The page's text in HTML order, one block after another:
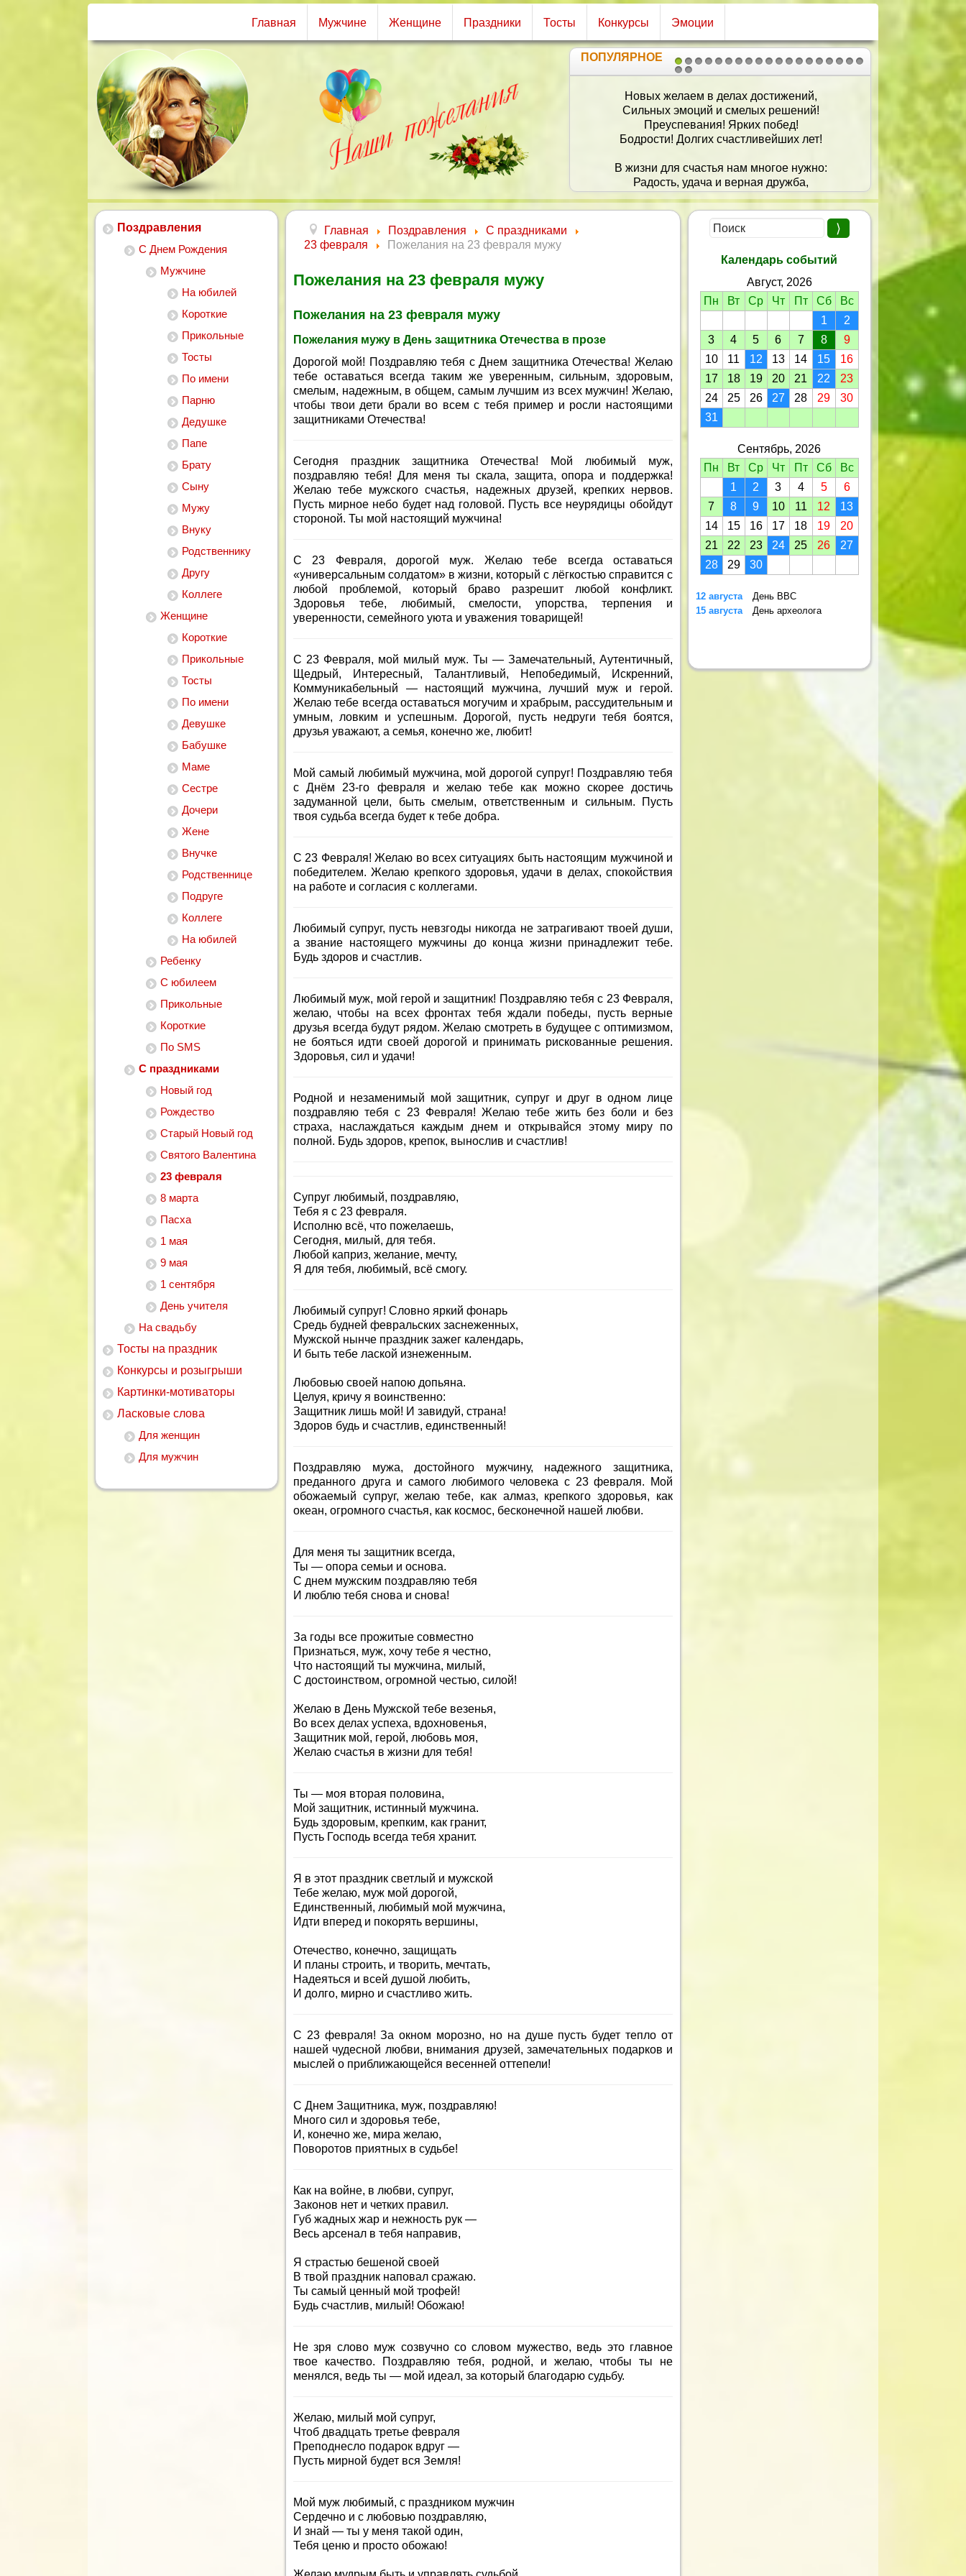
Главная Мужчине Женщине Праздники Тосты Конкурсы Эмоции
1 2
2021
ПОПУЛЯРНОЕ
Желаю быть здоровой, энергичной,
Чуть горделивой, симпатичной,
Трудолюбивой, бескорыстной,
Как солнце теплое лучистой.
К Тебе друзей всегда влекло.
Поздравления
С Днем Рождения
Мужчине
На юбилей
Короткие
Прикольные
Тосты
По имени
Парню
Дедушке
Папе
Брату
Сыну
Мужу
Внуку
Родственнику
Другу
Коллеге
Женщине
Короткие
Прикольные
Тосты
По имени
Девушке
Бабушке
Маме
Сестре
Дочери
Жене
Внучке
Родственнице
Подруге
Коллеге
На юбилей
Ребенку
С юбилеем
Прикольные
Короткие
По SMS
С праздниками
Новый год
Рождество
Старый Новый год
Святого Валентина
23 февраля
8 марта
Пасха
1 мая
9 мая
1 сентября
День учителя
На свадьбу
Тосты на праздник
Конкурсы и розыгрыши
Картинки-мотиваторы
Ласковые слова
Для женщин
Для мужчин
Главная Поздравления
С праздниками
23 февраля
Пожелания на 23 февраля мужу
Пожелания на 23 февраля мужу
Пожелания на 23 февраля мужу
Пожелания мужу в День защитника Отечества в прозе
Дорогой мой! Поздравляю тебя с Днем защитника Отечества! Желаю
тебе оставаться всегда таким же уверенным, сильным, здоровым,
смелым, надежным, в общем, самым лучшим из всех мужчин! Желаю,
чтобы твои дети брали во всем с тебя пример и росли настоящими
защитниками Отечества!
Сегодня праздник защитника Отечества! Мой любимый муж,
поздравляю тебя! Для меня ты скала, защита, опора и поддержка!
Желаю тебе мужского счастья, надежных друзей, крепких нервов.
Пусть мирное небо будет над головой. Пусть все неурядицы обойдут
стороной. Ты мой настоящий мужчина!
С 23 Февраля, дорогой муж. Желаю тебе всегда оставаться
«универсальным солдатом» в жизни, который с лёгкостью справится с
любой проблемой, который браво разрешит любой конфликт.
Здоровья тебе, любимый, смелости, упорства, терпения и
уверенности, семейного уюта и уважения товарищей!
С 23 Февраля, мой милый муж. Ты — Замечательный, Аутентичный,
Щедрый, Интересный, Талантливый, Непобедимый, Искренний,
Коммуникабельный — настоящий мужчина, лучший муж и герой.
Желаю тебе всегда оставаться могучим и храбрым, рассудительным и
умным, ловким и успешным. Дорогой, пусть недруги тебя боятся,
друзья уважают, а семья, конечно же, любит!
Мой самый любимый мужчина, мой дорогой супруг! Поздравляю тебя
с Днём 23-го февраля и желаю тебе как можно скорее достичь
задуманной цели, быть смелым, ответственным и сильным. Пусть
твоя судьба всегда будет к тебе добра.
С 23 Февраля! Желаю во всех ситуациях быть настоящим мужчиной и
победителем. Желаю крепкого здоровья, удачи в делах, спокойствия
на работе и согласия с коллегами.
Любимый супруг, пусть невзгоды никогда не затрагивают твоей души,
а звание настоящего мужчины до конца жизни принадлежит тебе.
Будь здоров и счастлив.
Любимый муж, мой герой и защитник! Поздравляю тебя с 23 Февраля,
желаю, чтобы на всех фронтах тебя ждали победы, пусть верные
друзья всегда будут рядом. Желаю смотреть в будущее с оптимизмом,
не бояться идти своей дорогой и принимать рискованные решения.
Здоровья, сил и удачи!
Родной и незаменимый мой защитник, супруг и друг в одном лице
поздравляю тебя с 23 Февраля! Желаю тебе жить без боли и без
страха, наслаждаться каждым днем и открывайся этому миру по
полной. Будь здоров, крепок, вынослив и счастлив!
Супруг любимый, поздравляю,
Тебя я с 23 февраля.
Исполню всё, что пожелаешь,
Сегодня, милый, для тебя.
Любой каприз, желание, мечту,
Я для тебя, любимый, всё смогу.
Любимый супруг! Словно яркий фонарь
Средь будней февральских заснеженных,
Мужской нынче праздник зажег календарь,
И быть тебе лаской изнеженным.
Любовью своей напою допьяна.
Целуя, кричу я воинственно:
Защитник лишь мой! И завидуй, страна!
Здоров будь и счастлив, единственный!
Поздравляю мужа, достойного мужчину, надежного защитника,
преданного друга и самого любимого человека с 23 февраля. Мой
обожаемый супруг, желаю тебе, как алмаз, крепкого здоровья, как
океан, огромного счастья, как космос, бесконечной нашей любви.
Для меня ты защитник всегда,
Ты — опора семьи и основа.
С днем мужским поздравляю тебя
И люблю тебя снова и снова!
За годы все прожитые совместно
Признаться, муж, хочу тебе я честно,
Что настоящий ты мужчина, милый,
С достоинством, огромной честью, силой!
Желаю в День Мужской тебе везенья,
Во всех делах успеха, вдохновенья,
Защитник мой, герой, любовь моя,
Желаю счастья в жизни для тебя!
Ты — моя вторая половина,
Мой защитник, истинный мужчина.
Будь здоровым, крепким, как гранит,
Пусть Господь всегда тебя хранит.
Я в этот праздник светлый и мужской
Тебе желаю, муж мой дорогой,
Единственный, любимый мой мужчина,
Идти вперед и покорять вершины,
Отечество, конечно, защищать
И планы строить, и творить, мечтать,
Надеяться и всей душой любить,
И долго, мирно и счастливо жить.
С 23 февраля! За окном морозно, но на душе пусть будет тепло от
нашей чудесной любви, внимания друзей, замечательных подарков и
мыслей о приближающейся весенней оттепели!
С Днем Защитника, муж, поздравляю!
Много сил и здоровья тебе,
И, конечно же, мира желаю,
Поворотов приятных в судьбе!
Как на войне, в любви, супруг,
Законов нет и четких правил.
Губ жадных жар и нежность рук —
Весь арсенал в тебя направив,
Я страстью бешеной своей
В твой праздник наповал сражаю.
Ты самый ценный мой трофей!
Будь счастлив, милый! Обожаю!
Не зря слово муж созвучно со словом мужество, ведь это главное
твое качество. Поздравляю тебя, родной, и желаю, чтобы ты не
менялся, ведь ты — мой идеал, за который благодарю судьбу.
Желаю, милый мой супруг,
Чтоб двадцать третье февраля
Преподнесло подарок вдруг —
Пусть мирной будет вся Земля!
Мой муж любимый, с праздником мужчин
Сердечно и с любовью поздравляю,
И знай — ты у меня такой один,
Тебя ценю и просто обожаю!
Календарь событий
Август, 2026
Пн
Вт Ср Чт Пт Сб
Вс
1
2
3
4 5 6 7 8
9
10
11 12 13 14 15
16
17
18 19 20 21 22
23
24
25 26 27 28 29
30
31
Сентябрь, 2026
Пн
Вт Ср Чт Пт Сб
Вс
1
2 3 4 5
6
7
8 9 10 11 12
13
14
15 16 17 18 19
20
21
22 23 24 25 26
27
28
29 30
12 августа
День ВВС
15 августа
День археолога